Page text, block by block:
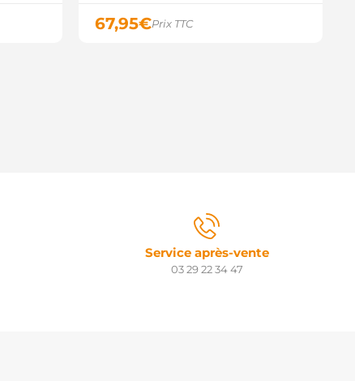
67,95€Prix TTC
Service après-vente
03 29 22 34 47